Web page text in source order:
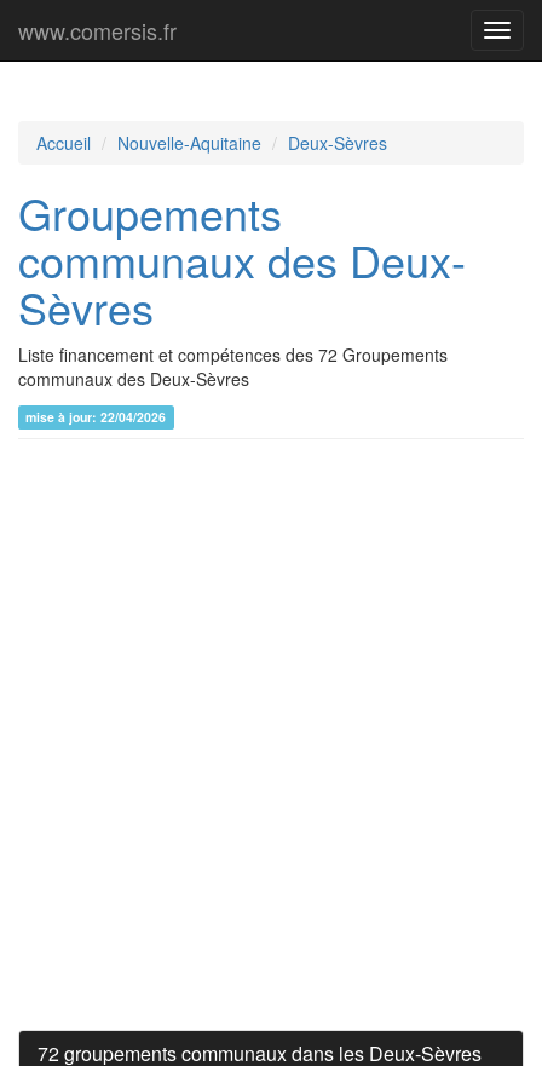
Menu
www.comersis.fr
Accueil Nouvelle-Aquitaine Deux-Sèvres
Groupements
communaux des Deux-
Sèvres
Liste financement et compétences des 72 Groupements
communaux des Deux-Sèvres
mise à jour: 22/04/2026
72 groupements communaux dans les Deux-Sèvres